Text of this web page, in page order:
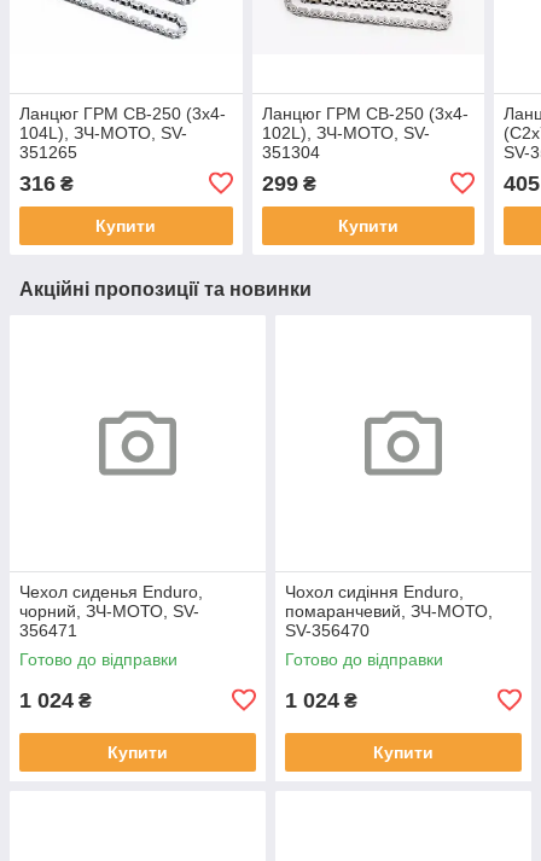
Ланцюг ГРМ CB-250 (3x4-
104L), ЗЧ-МОТО, SV-
351265
316 ₴
Купити
Ланцюг ГРМ CB-250 (3x4-
102L), ЗЧ-МОТО, SV-
351304
299₴
Купити
SV-
405
Акційні пропозиції та новинки
Чехол сиденья Enduro,
чорний, ЗЧ-МОТО, SV-
356471
Готово до відправки
1 024 ₴
Купити
Чохол сидіння Enduro,
помаранчевий, ЗЧ-МОТО,
SV-356470
Готово до відправки
1 024 ₴
Купити